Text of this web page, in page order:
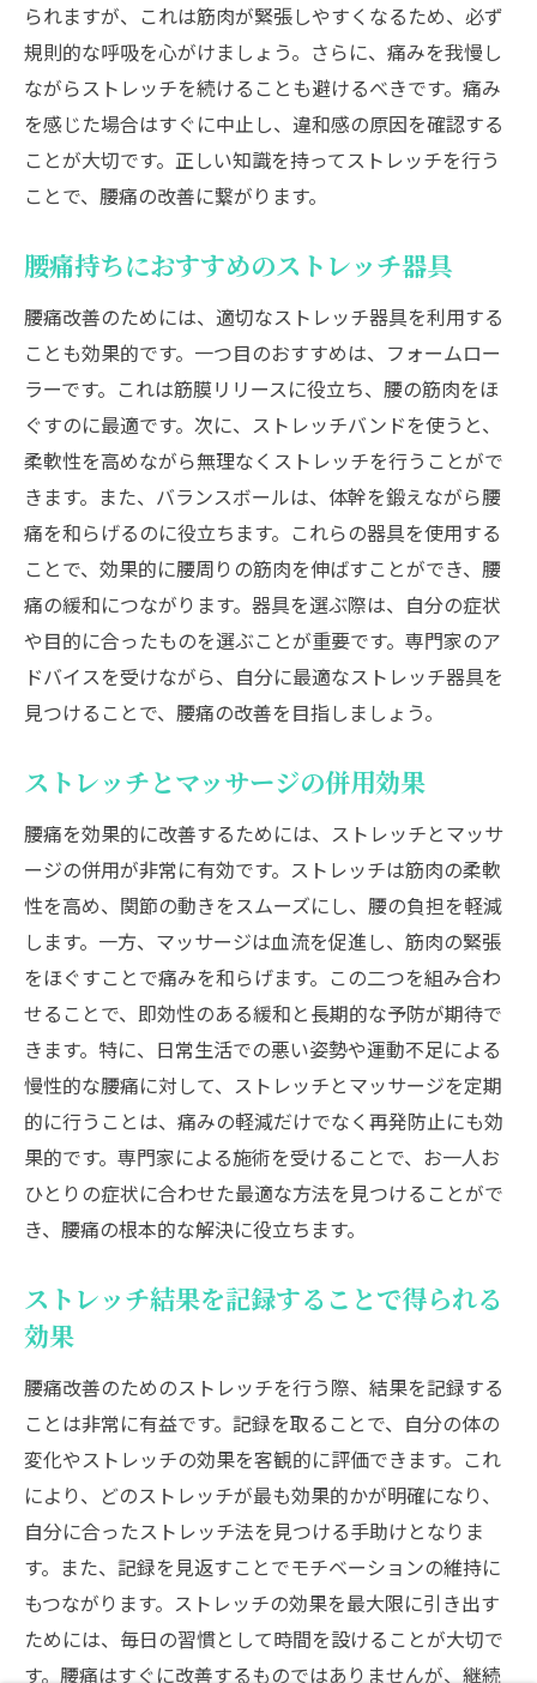
られますが、これは筋肉が緊張しやすくなるため、必ず
規則的な呼吸を心がけましょう。さらに、痛みを我慢し
ながらストレッチを続けることも避けるべきです。痛み
を感じた場合はすぐに中止し、違和感の原因を確認する
ことが大切です。正しい知識を持ってストレッチを行う
ことで、腰痛の改善に繋がります。
腰痛持ちにおすすめのストレッチ器具
腰痛改善のためには、適切なストレッチ器具を利用する
ことも効果的です。一つ目のおすすめは、フォームロー
ラーです。これは筋膜リリースに役立ち、腰の筋肉をほ
ぐすのに最適です。次に、ストレッチバンドを使うと、
柔軟性を高めながら無理なくストレッチを行うことがで
きます。また、バランスボールは、体幹を鍛えながら腰
痛を和らげるのに役立ちます。これらの器具を使用する
ことで、効果的に腰周りの筋肉を伸ばすことができ、腰
痛の緩和につながります。器具を選ぶ際は、自分の症状
や目的に合ったものを選ぶことが重要です。専門家のア
ドバイスを受けながら、自分に最適なストレッチ器具を
見つけることで、腰痛の改善を目指しましょう。
ストレッチとマッサージの併用効果
腰痛を効果的に改善するためには、ストレッチとマッサ
ージの併用が非常に有効です。ストレッチは筋肉の柔軟
性を高め、関節の動きをスムーズにし、腰の負担を軽減
します。一方、マッサージは血流を促進し、筋肉の緊張
をほぐすことで痛みを和らげます。この二つを組み合わ
せることで、即効性のある緩和と長期的な予防が期待で
きます。特に、日常生活での悪い姿勢や運動不足による
慢性的な腰痛に対して、ストレッチとマッサージを定期
的に行うことは、痛みの軽減だけでなく再発防止にも効
果的です。専門家による施術を受けることで、お一人お
ひとりの症状に合わせた最適な方法を見つけることがで
き、腰痛の根本的な解決に役立ちます。
ストレッチ結果を記録することで得られる
効果
腰痛改善のためのストレッチを行う際、結果を記録する
ことは非常に有益です。記録を取ることで、自分の体の
変化やストレッチの効果を客観的に評価できます。これ
により、どのストレッチが最も効果的かが明確になり、
自分に合ったストレッチ法を見つける手助けとなりま
す。また、記録を見返すことでモチベーションの維持に
もつながります。ストレッチの効果を最大限に引き出す
ためには、毎日の習慣として時間を設けることが大切で
す。腰痛はすぐに改善するものではありませんが、継続